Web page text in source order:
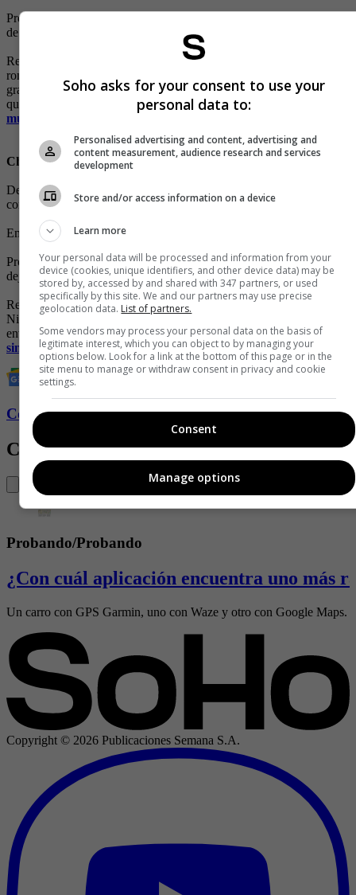
Promesa: Estimular el tabique con suavidad para mejorar la entrada
de aire.
Resultado: Aparentemente ninguno. Cada diez segundos emito un
ronquido acompañado de una queja. Alguien que escuchó la
grabación y que conoce de primera mano mi pernoctar, me aseguró
que los ronquidos fueron más irregulares en el tiempo.
mujeres prefieren los hombres con barba
Chupo Gerber First Essentials
Descripción: La vuelta a la infancia con ayuda de un chupo
convencional.
Empleo: Tal cual la primera infancia: durmiendo con él.
Promesa: Mantener la lengua lo suficientemente abajo como para
dejar pasar mejor el aire.
Resultado: Tres veces me encontré el chupo a un lado de la cama.
Ningún aparente resultado: bufidos, resoplidos y jadeos que serían la
envidia de cualquier basilisco.(El hombre que pasó más tiempo
sin dormir)
Conozca más de Soho aquí
Contenido Relacionado
Probando/Probando
¿Con cuál aplicación encuentra uno más
Un carro con GPS Garmin, uno con Waze y otro con Google Maps.
Copyright © 2026 Publicaciones Semana S.A.
Soho asks for your consent to use your
personal data to:
Personalised advertising and content, advertising and
content measurement, audience research and services
development
Store and/or access information on a device
Learn more
Your personal data will be processed and information from your
device (cookies, unique identifiers, and other device data) may be
stored by, accessed by and shared with 347 partners, or used
specifically by this site. We and our partners may use precise
geolocation data. List of partners.
Some vendors may process your personal data on the basis of
legitimate interest, which you can object to by managing your
options below. Look for a link at the bottom of this page or in the
site menu to manage or withdraw consent in privacy and cookie
settings.
Consent
Manage options